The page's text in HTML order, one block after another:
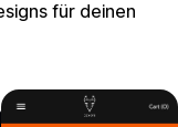
für deinen